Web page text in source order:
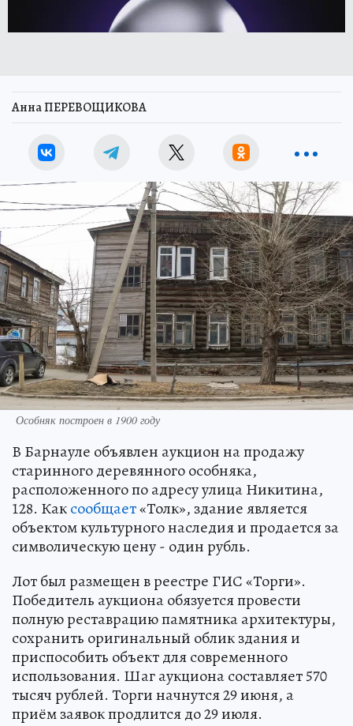
Анна ПЕРЕВОЩИКОВА
Особняк построен в 1900 году
В Барнауле объявлен аукцион на продажу
старинного деревянного особняка,
расположенного по адресу улица Никитина,
128. Каксообщает«Толк», здание является
объектом культурного наследия и продается за
символическую цену - один рубль.
Лот был размещен в реестре ГИС «Торги».
Победитель аукциона обязуется провести
полную реставрацию памятника архитектуры,
сохранить оригинальный облик здания и
приспособить объект для современного
использования. Шаг аукциона составляет 570
тысяч рублей. Торги начнутся 29 июня, а
приём заявок продлится до 29 июля.